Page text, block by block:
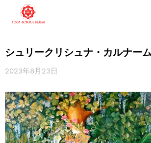
シュリークリシュナ・カルナー
2023年8月23日